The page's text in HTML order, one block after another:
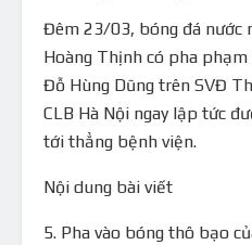
Đêm 23/03, bóng đá nước
Hoàng Thịnh có pha
Đỗ Hùng Dũng trên SVĐ
CLB Hà Nội ngay lập tức
tới thẳng bệnh viện.
Nội dung bài viết
5. Pha vào bóng thô bạo